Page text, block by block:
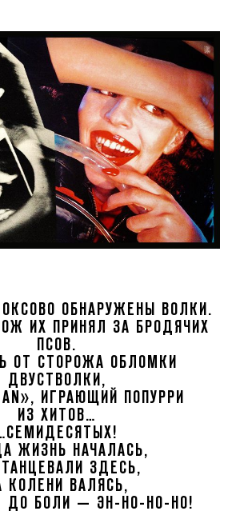
ОБНАРУЖЕНЫ ВОЛКИ.
ИХ ПРИНЯЛ ЗА БРОДЯЧИХ
ПСОВ.
ОТ СТОРОЖА ОБЛОМКИ
ДВУСТВОЛКИ,
ИГРАЮЩИЙ ПОПУРРИ
ИЗ ХИТОВ…
ЖИЗНЬ НАЧАЛАСЬ,
ЗДЕСЬ,
КОЛЕНИ ВАЛЯСЬ,
ДО БОЛИ — ЭН-НО-НО-НО!